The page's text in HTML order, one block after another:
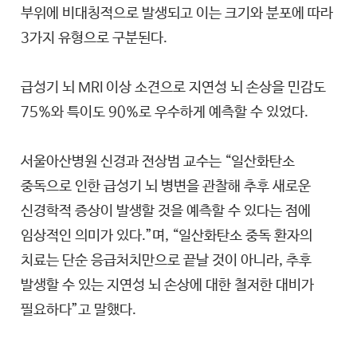
부위에 비대칭적으로 발생되고 이는 크기와 분포에 따라
3가지 유형으로 구분된다.
급성기 뇌 MRI 이상 소견으로 지연성 뇌 손상을 민감도
75%와 특이도 90%로 우수하게 예측할 수 있었다.
서울아산병원 신경과 전상범 교수는 “일산화탄소
중독으로 인한 급성기 뇌 병변을 관찰해 추후 새로운
신경학적 증상이 발생할 것을 예측할 수 있다는 점에
임상적인 의미가 있다.”며, “일산화탄소 중독 환자의
치료는 단순 응급처치만으로 끝날 것이 아니라, 추후
발생할 수 있는 지연성 뇌 손상에 대한 철저한 대비가
필요하다”고 말했다.